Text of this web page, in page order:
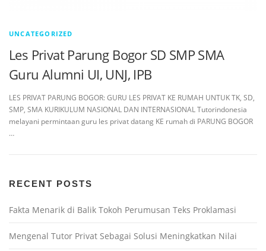
UNCATEGORIZED
Les Privat Parung Bogor SD SMP SMA
Guru Alumni UI, UNJ, IPB
LES PRIVAT PARUNG BOGOR: GURU LES PRIVAT KE RUMAH UNTUK TK, SD,
SMP, SMA KURIKULUM NASIONAL DAN INTERNASIONAL Tutorindonesia
melayani permintaan guru les privat datang KE rumah di PARUNG BOGOR
…
RECENT POSTS
Fakta Menarik di Balik Tokoh Perumusan Teks Proklamasi
Mengenal Tutor Privat Sebagai Solusi Meningkatkan Nilai